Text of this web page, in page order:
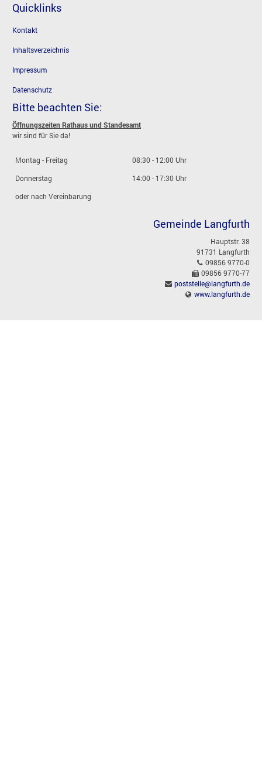
Quicklinks
Kontakt
Inhaltsverzeichnis
Impressum
Datenschutz
Bitte beachten Sie:
Öffnungszeiten Rathaus und Standesamt
wir sind für Sie da!
Montag - Freitag
08:30 - 12:00 Uhr
Donnerstag
14:00 - 17:30 Uhr
oder nach Vereinbarung
Gemeinde Langfurth
Hauptstr. 38
91731 Langfurth
09856 9770-0
09856 9770-77
poststelle@langfurth.de
www.langfurth.de